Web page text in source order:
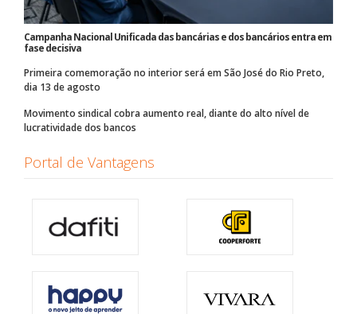
Campanha Nacional Unificada das bancárias e dos bancários entra em
fase decisiva
Primeira comemoração no interior será em São José do Rio Preto,
dia 13 de agosto
Movimento sindical cobra aumento real, diante do alto nível de
lucratividade dos bancos
Portal de Vantagens